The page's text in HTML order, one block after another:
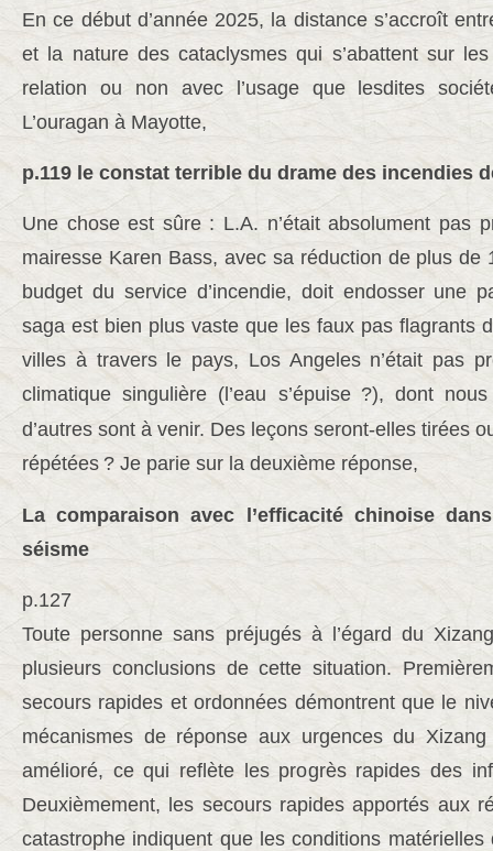
En ce début d’année 2025, la distance s’accroît
et la nature des cataclysmes qui s’abattent sur
relation ou non avec l’usage que lesdites
L’ouragan à Mayotte,
p.119 le constat terrible du drame des incendies
Une chose est sûre : L.A. n’était absolument pas
mairesse Karen Bass, avec sa réduction de plus de
budget du service d’incendie, doit endosser une
saga est bien plus vaste que les faux pas flagrants
villes à travers le pays, Los Angeles n’était pas
climatique singulière (l’eau s’épuise ?), dont
d’autres sont à venir. Des leçons seront-elles tirées
répétées ? Je parie sur la deuxième réponse,
La comparaison avec l’efficacité chinoise
séisme
p.127
Toute personne sans préjugés à l’égard du
plusieurs conclusions de cette situation.
secours rapides et ordonnées démontrent que le
mécanismes de réponse aux urgences du Xizang
amélioré, ce qui reflète les progrès rapides des
Deuxièmement, les secours rapides apportés aux
catastrophe indiquent que les conditions